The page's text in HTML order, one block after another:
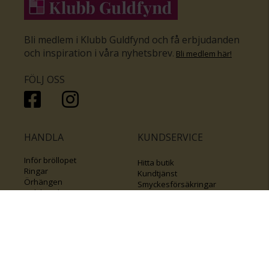
Bli medlem i Klubb Guldfynd och få erbjudanden
och inspiration i våra nyhetsbrev. Bli medlem här!
FÖLJ OSS
HANDLA
Inför bröllopet
Ringar
Örhängen
Halsband
KUNDSERVICE
Hitta butik
Kundtjänst
Smyckesförsäkringar